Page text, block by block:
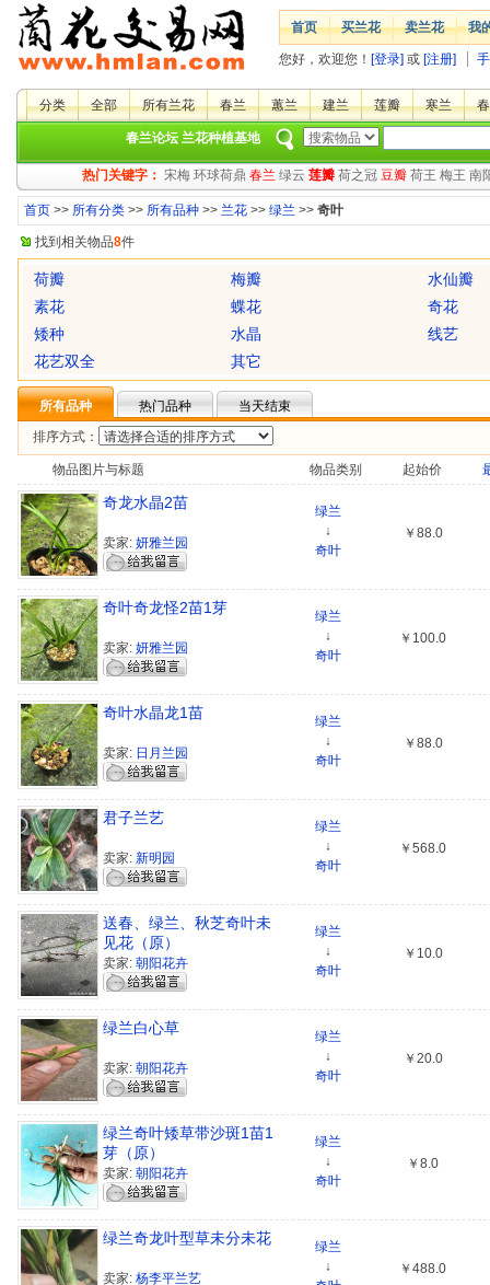
首页 买兰花 卖兰花 我
您好，欢迎您！ [登录] 或 [注册]
分类 全部 所有兰花 春兰 蕙兰 建兰 莲瓣 寒兰
春兰论坛 兰花种植基地
热门关键字： 宋梅 环球荷鼎 春兰 绿云 莲瓣 荷之冠 豆瓣 荷王 梅王 南
首页 >> 所有分类 >> 所有品种 >> 兰花 >> 绿兰 >> 奇叶
找到相关物品8件
荷瓣 梅瓣
水仙瓣
素花
蝶花
奇花
矮种
水晶
线艺
花艺双全
其它
所有品种 热门品种
当天结束
排序方式：
物品图片与标题 物品类别 起始价
奇龙水晶2苗
卖家: 妍雅兰园
绿兰
↓
奇叶
￥88.0
奇叶奇龙怪2苗1芽
卖家: 妍雅兰园
绿兰
↓
奇叶
￥100.0
奇叶水晶龙1苗
卖家: 日月兰园
绿兰
↓
奇叶
￥88.0
君子兰艺
卖家: 新明园
绿兰
↓
奇叶
￥568.0
送春、绿兰、秋芝奇叶未
见花（原）
卖家: 朝阳花卉
绿兰
↓
奇叶
￥10.0
绿兰白心草
卖家: 朝阳花卉
绿兰
↓
奇叶
￥20.0
绿兰奇叶矮草带沙斑1苗1
芽（原）
卖家: 朝阳花卉
绿兰
↓
奇叶
￥8.0
绿兰奇龙叶型草未分未花
卖家: 杨李平兰艺
绿兰
↓
￥488.0